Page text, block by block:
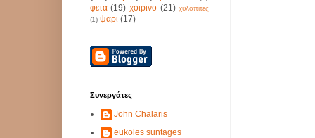
φετα (19) χοιρινο (21) χυλοπιτες
(1) ψαρι (17)
Συνεργάτες
John Chalaris
eukoles suntages